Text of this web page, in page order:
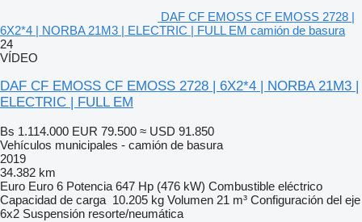
DAF CF EMOSS CF EMOSS 2728 |
6X2*4 | NORBA 21M3 | ELECTRIC | FULL EM camión de basura
24
VÍDEO
DAF CF EMOSS CF EMOSS 2728 | 6X2*4 | NORBA 21M3 |
ELECTRIC | FULL EM
Bs 1.114.000 EUR 79.500 ≈ USD 91.850
Vehículos municipales - camión de basura
2019
34.382 km
Euro Euro 6 Potencia 647 Hp (476 kW) Combustible eléctrico
Capacidad de carga 10.205 kg Volumen 21 m³ Configuración del eje
6x2 Suspensión resorte/neumática